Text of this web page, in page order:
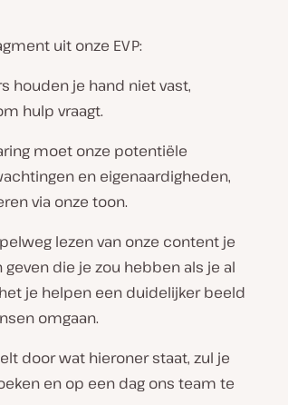
uit onze EVP:
houden je hand niet vast,
hulp vraagt.
moet onze potentiële
en eigenaardigheden,
via onze toon.
lezen van onze content je
die je zou hebben als je al
je helpen een duidelijker beeld
omgaan.
door wat hieroner staat, zul je
en op een dag ons team te